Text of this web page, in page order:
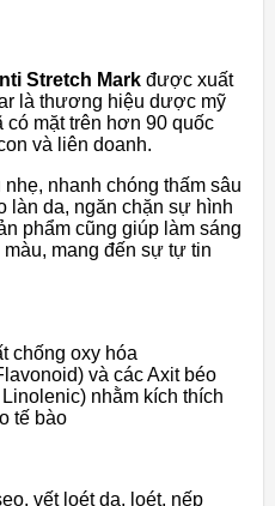
Stretch Mark được xuất
là thương hiệu dược mỹ
có mặt trên hơn 90 quốc
và liên doanh.
nhanh chóng thấm sâu
làn da, ngăn chặn sự hình
phẩm cũng giúp làm sáng
mang đến sự tự tin
chống oxy hóa
và các Axit béo
nhằm kích thích
tế bào
vết loét da, loét, nếp